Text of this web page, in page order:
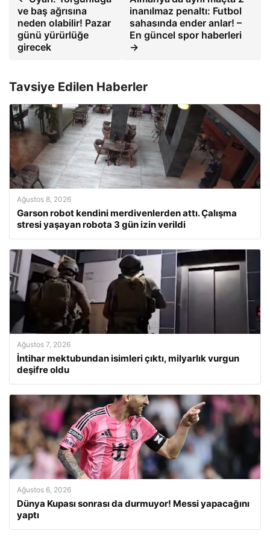
ve baş ağrısına
neden olabilir! Pazar
günü yürürlüğe
girecek
inanılmaz penaltı: Futbol
sahasında ender anlar! –
En güncel spor haberleri
→
Tavsiye Edilen Haberler
Ağustos 8, 2026
Garson robot kendini merdivenlerden attı. Çalışma
stresi yaşayan robota 3 gün izin verildi
Ağustos 7, 2026
İntihar mektubundan isimleri çıktı, milyarlık vurgun
deşifre oldu
Ağustos 6, 2026
Dünya Kupası sonrası da durmuyor! Messi yapacağını
yaptı